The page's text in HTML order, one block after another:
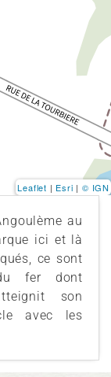
au
ici et là
ce sont
fer dont
son
avec les
Leaflet | Esri | © IGN